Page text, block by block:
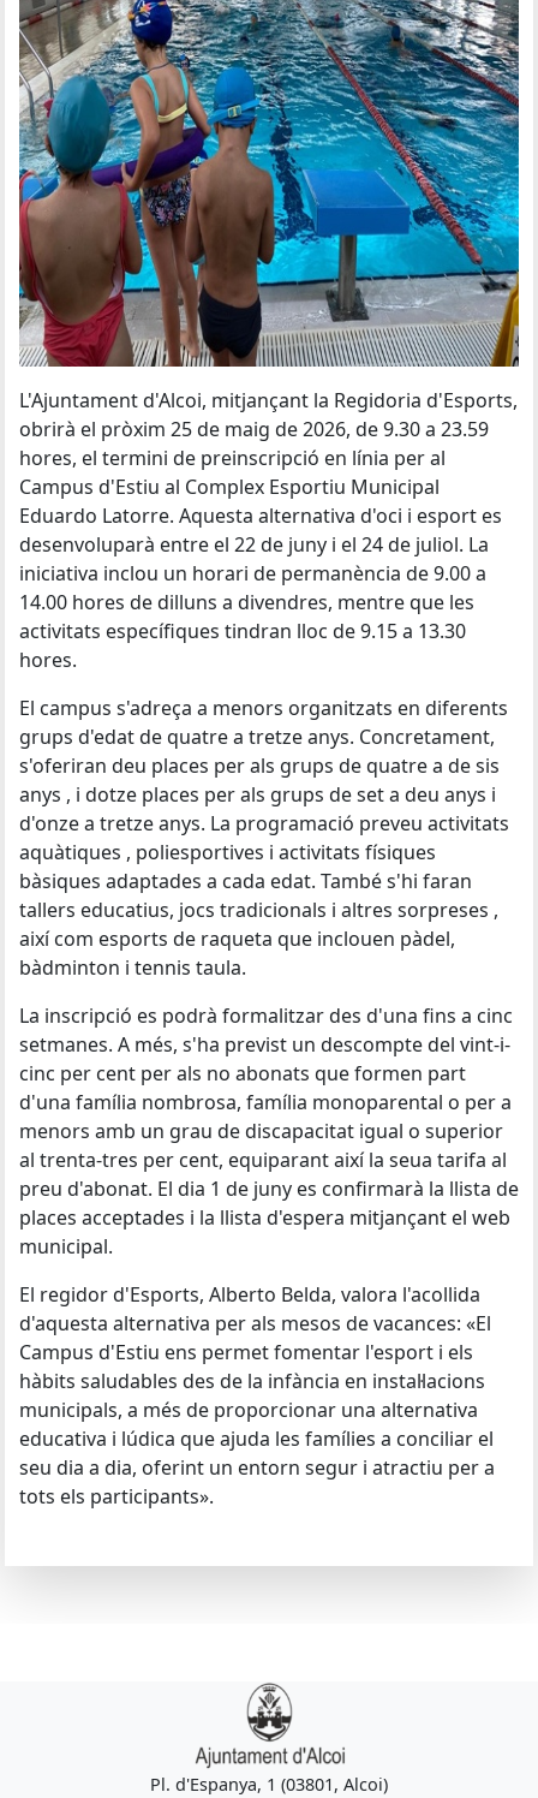
L'Ajuntament d'Alcoi, mitjançant la Regidoria d'Esports,
obrirà el pròxim 25 de maig de 2026, de 9.30 a 23.59
hores, el termini de preinscripció en línia per al
Campus d'Estiu al Complex Esportiu Municipal
Eduardo Latorre. Aquesta alternativa d'oci i esport es
desenvoluparà entre el 22 de juny i el 24 de juliol. La
iniciativa inclou un horari de permanència de 9.00 a
14.00 hores de dilluns a divendres, mentre que les
activitats específiques tindran lloc de 9.15 a 13.30
hores.
El campus s'adreça a menors organitzats en diferents
grups d'edat de quatre a tretze anys. Concretament,
s'oferiran deu places per als grups de quatre a de sis
anys , i dotze places per als grups de set a deu anys i
d'onze a tretze anys. La programació preveu activitats
aquàtiques , poliesportives i activitats físiques
bàsiques adaptades a cada edat. També s'hi faran
tallers educatius, jocs tradicionals i altres sorpreses ,
així com esports de raqueta que inclouen pàdel,
bàdminton i tennis taula.
La inscripció es podrà formalitzar des d'una fins a cinc
setmanes. A més, s'ha previst un descompte del vint-i-
cinc per cent per als no abonats que formen part
d'una família nombrosa, família monoparental o per a
menors amb un grau de discapacitat igual o superior
al trenta-tres per cent, equiparant així la seua tarifa al
preu d'abonat. El dia 1 de juny es confirmarà la llista de
places acceptades i la llista d'espera mitjançant el web
municipal.
El regidor d'Esports, Alberto Belda, valora l'acollida
d'aquesta alternativa per als mesos de vacances: «El
Campus d'Estiu ens permet fomentar l'esport i els
hàbits saludables des de la infància en instal·lacions
municipals, a més de proporcionar una alternativa
educativa i lúdica que ajuda les famílies a conciliar el
seu dia a dia, oferint un entorn segur i atractiu per a
tots els participants».
Pl. d'Espanya, 1 (03801, Alcoi)